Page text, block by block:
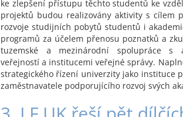
ke zlepšení přístupu těchto studentů ke
projektů budou realizovány aktivity s cílem
rozvoje studijních pobytů studentů i
programů za účelem přenosu poznatků a
tuzemské a mezinárodní spolupráce s
veřejností a institucemi veřejné správy.
strategického řízení univerzity jako instituce
zaměstnavatele podporujícího rozvoj svých